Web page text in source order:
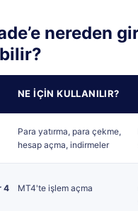
nereden
NE IÇIN KULLANILIR?
Para yatırma, para çekme,
hesap açma, indirmeler
4 MT4'te işlem açma